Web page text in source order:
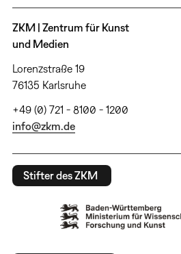
ZKM | Zentrum für Kunst
und Medien
Lorenzstraße 19
76135 Karlsruhe
+49 (0) 721 - 8100 - 1200
info@zkm.de
Stifter des ZKM